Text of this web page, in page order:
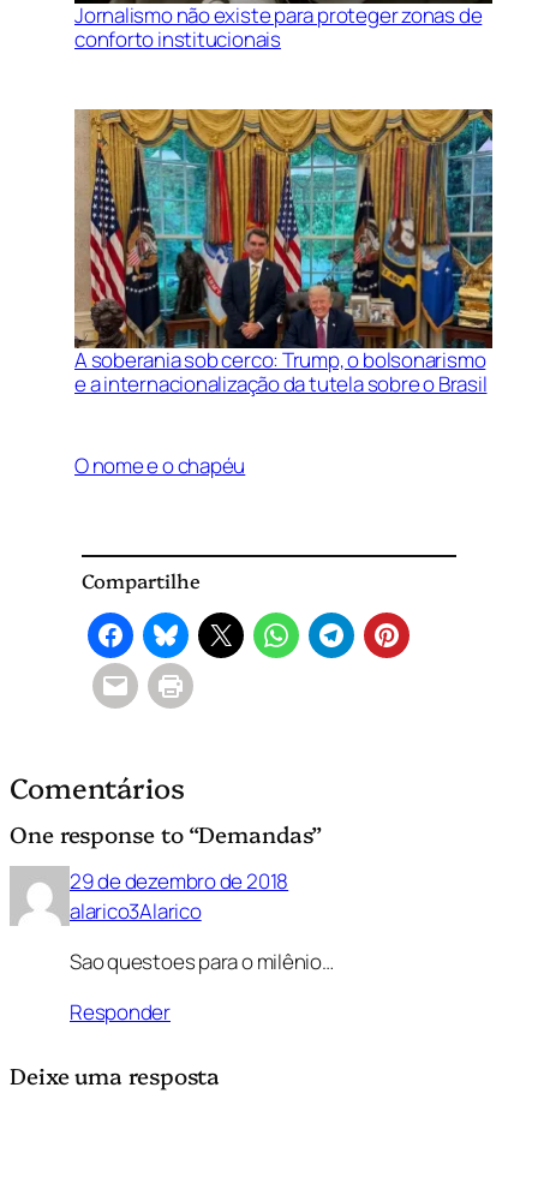
Jornalismo não existe para proteger zonas de
conforto institucionais
A soberania sob cerco: Trump, o bolsonarismo
e a internacionalização da tutela sobre o Brasil
O nome e o chapéu
Compartilhe
Comentários
One response to “Demandas”
29 de dezembro de 2018
alarico3Alarico
Sao questoes para o milênio…
Responder
Deixe uma resposta